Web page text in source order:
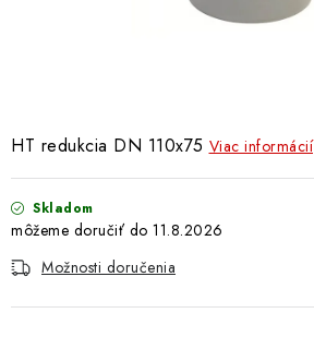
HT redukcia DN 110x75 Viac informácií
Skladom
11.8.2026
Možnosti doručenia